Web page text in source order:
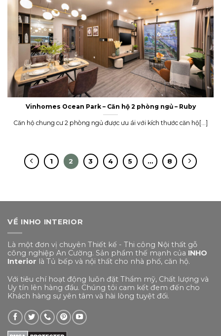
Vinhomes Ocean Park – Căn hộ 2 phòng ngủ – Ruby
Căn hộ chung cư 2 phòng ngủ được ưu ái với kích thước căn hộ[...]
1 2 3 4 5 … 8
VỀ INHO INTERIOR
Là một đơn vị chuyên Thiết kế - Thi công Nội thất gỗ
công nghiệp An Cường. Sản phẩm thế mạnh của INHO
Interior là Tủ bếp và nội thất cho nhà phố, căn hộ.
Với tiêu chí hoạt động luôn đặt Thẩm mỹ, Chất lượng và
Uy tín lên hàng đầu. Chúng tôi cam kết đem đến cho
Khách hàng sự yên tâm và hài lòng tuyệt đối.